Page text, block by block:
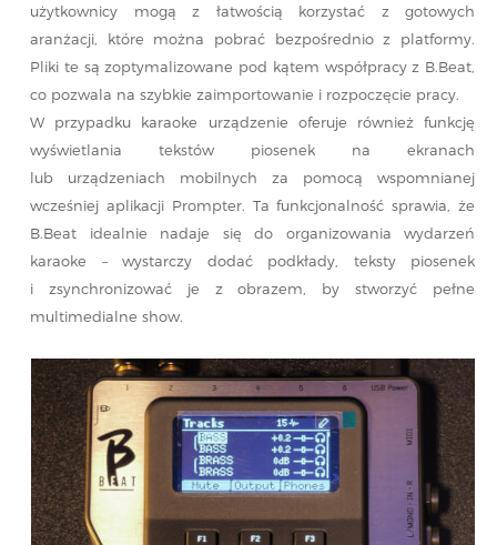
użytkownicy mogą z łatwością korzystać z gotowych
aranżacji, które można pobrać bezpośrednio z platformy.
Pliki te są zoptymalizowane pod kątem współpracy z B.Beat,
co pozwala na szybkie zaimportowanie i rozpoczęcie pracy.
W przypadku karaoke urządzenie oferuje również funkcję
wyświetlania tekstów piosenek na ekranach
lub urządzeniach mobilnych za pomocą wspomnianej
wcześniej aplikacji Prompter. Ta funkcjonalność sprawia, że
B.Beat idealnie nadaje się do organizowania wydarzeń
karaoke – wystarczy dodać podkłady, teksty piosenek
i zsynchronizować je z obrazem, by stworzyć pełne
multimedialne show.